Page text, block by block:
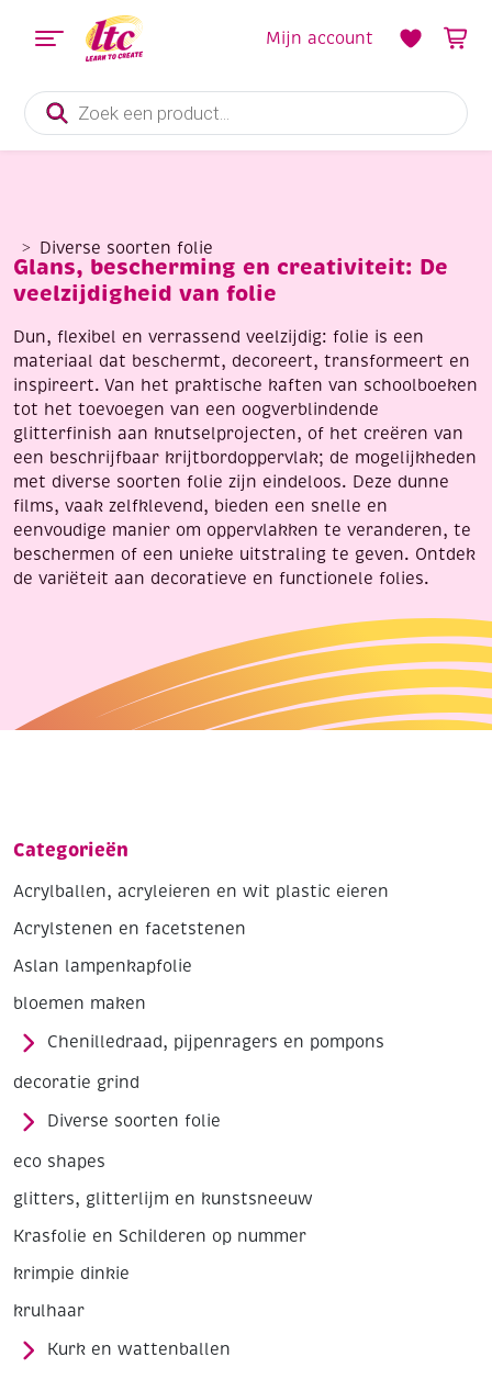
Producten
zoeken
Mijn account
Diverse soorten folie
Glans, bescherming en creativiteit: De
veelzijdigheid van folie
Dun, flexibel en verrassend veelzijdig: folie is een
materiaal dat beschermt, decoreert, transformeert en
inspireert. Van het praktische kaften van schoolboeken
tot het toevoegen van een oogverblindende
glitterfinish aan knutselprojecten, of het creëren van
een beschrijfbaar krijtbordoppervlak; de mogelijkheden
met diverse soorten folie zijn eindeloos. Deze dunne
films, vaak zelfklevend, bieden een snelle en
eenvoudige manier om oppervlakken te veranderen, te
beschermen of een unieke uitstraling te geven. Ontdek
de variëteit aan decoratieve en functionele folies.
Categorieën
Acrylballen, acryleieren en wit plastic eieren
Acrylstenen en facetstenen
Aslan lampenkapfolie
bloemen maken
Chenilledraad, pijpenragers en pompons
decoratie grind
Diverse soorten folie
eco shapes
glitters, glitterlijm en kunstsneeuw
Krasfolie en Schilderen op nummer
krimpie dinkie
krulhaar
Kurk en wattenballen